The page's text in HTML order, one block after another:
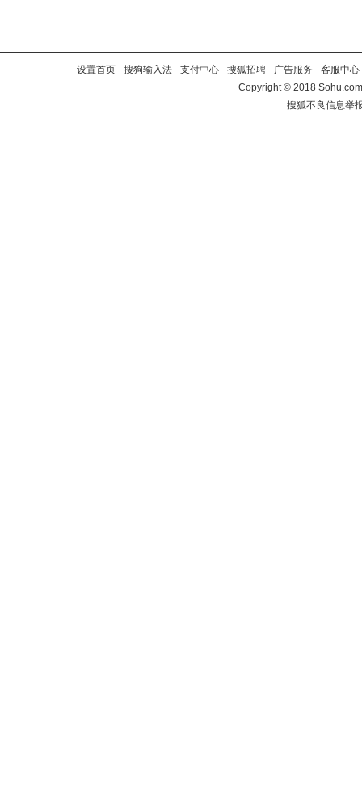
设置首页 - 搜狗输入法 - 支付中心 - 搜狐招聘 - 广告服务 - 客服中心
Copyright©2018
搜狐不良信息举